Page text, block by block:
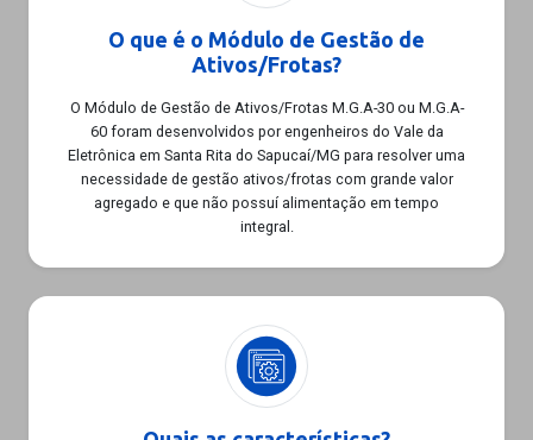
O que é o Módulo de Gestão de
Ativos/Frotas?
O Módulo de Gestão de Ativos/Frotas M.G.A-30 ou M.G.A-
60 foram desenvolvidos por engenheiros do Vale da
Eletrônica em Santa Rita do Sapucaí/MG para resolver uma
necessidade de gestão ativos/frotas com grande valor
agregado e que não possuí alimentação em tempo
integral.